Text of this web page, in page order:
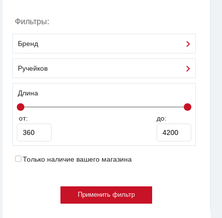
Фильтры:
Бренд
Ручейков
Длина
от: до:
Только наличие вашего магазина